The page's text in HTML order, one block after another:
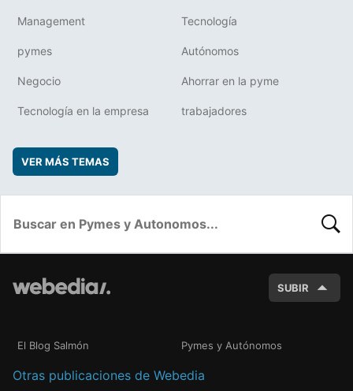
Management Tecnología
pymes Autónomos
Negocio Ahorrar en la pyme
Tecnología en la empresa trabajadores
VER MÁS TEMAS
SUBIR
El Blog Salmón Pymes y Autónomos
Otras publicaciones de Webedia